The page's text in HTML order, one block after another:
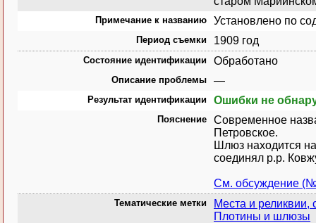
Примечание к названию Установлено по
Период съемки 1909 год
Состояние идентификации Обработано
Описание проблемы —
Результат идентификации Ошибки не
Пояснение
Современное
Петровское.
Шлюз находится
соединял р.р.
См. обсуждение
Тематические метки
Места и реликвии,
Плотины и шлюзы